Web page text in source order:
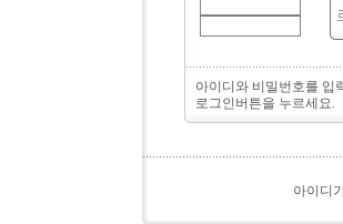
아이디와 비밀번호를 입
로그인버튼을 누르세요.
아이디